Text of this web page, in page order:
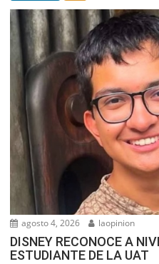
agosto 4, 2026 laopinion
DISNEY RECONOCE A
ESTUDIANTE DE LA UAT